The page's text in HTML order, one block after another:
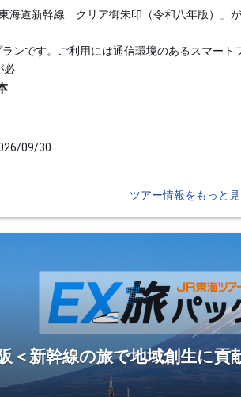
海道新幹線 クリア御朱印（令和八年版）」
ンです。ご利用には通信環境のあるスマート
必
09/30
ツアー情報をもっと
＜新幹線の旅で地域創生に貢